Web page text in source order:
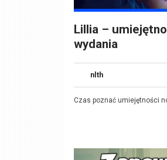
Lillia –
wydania
nlth
Czas poznać umiejętności